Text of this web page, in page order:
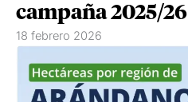
campaña 2025/26
18 febrero 2026